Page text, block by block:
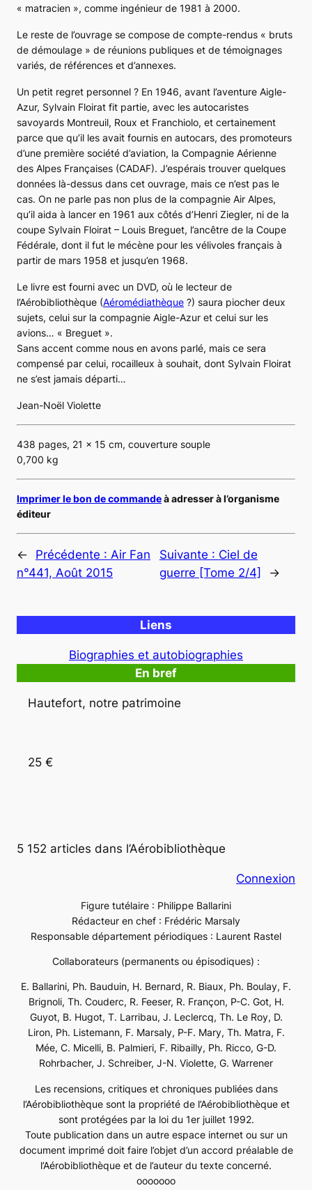
« matracien », comme ingénieur de 1981 à 2000.
Le reste de l’ouvrage se compose de compte-rendus « bruts
de démoulage » de réunions publiques et de témoignages
variés, de références et d’annexes.
Un petit regret personnel ? En 1946, avant l’aventure Aigle-
Azur, Sylvain Floirat fit partie, avec les autocaristes
savoyards Montreuil, Roux et Franchiolo, et certainement
parce que qu’il les avait fournis en autocars, des promoteurs
d’une première société d’aviation, la Compagnie Aérienne
des Alpes Françaises (CADAF). J’espérais trouver quelques
données là-dessus dans cet ouvrage, mais ce n’est pas le
cas. On ne parle pas non plus de la compagnie Air Alpes,
qu’il aida à lancer en 1961 aux côtés d’Henri Ziegler, ni de la
coupe Sylvain Floirat – Louis Breguet, l’ancêtre de la Coupe
Fédérale, dont il fut le mécène pour les vélivoles français à
partir de mars 1958 et jusqu’en 1968.
Le livre est fourni avec un DVD, où le lecteur de
l’Aérobibliothèque (Aéromédiathèque ?) saura piocher deux
sujets, celui sur la compagnie Aigle-Azur et celui sur les
avions… « Breguet ».
Sans accent comme nous en avons parlé, mais ce sera
compensé par celui, rocailleux à souhait, dont Sylvain Floirat
ne s’est jamais départi…
Jean-Noël Violette
438 pages, 21 x 15 cm, couverture souple
0,700 kg
Imprimer le bon de commandeà adresser à l’organisme
éditeur
← Précédente : Air Fan
n°441, Août 2015
Suivante : Ciel de
guerre [Tome 2/4]
→
Liens
Biographies et autobiographies
En bref
Hautefort, notre patrimoine
25 €
5 152 articles dans l’Aérobibliothèque
Connexion
Figure tutélaire : Philippe Ballarini
Rédacteur en chef : Frédéric Marsaly
Responsable département périodiques : Laurent Rastel
Collaborateurs (permanents ou épisodiques) :
E. Ballarini, Ph. Bauduin, H. Bernard, R. Biaux, Ph. Boulay, F.
Brignoli, Th. Couderc, R. Feeser, R. Françon, P-C. Got, H.
Guyot, B. Hugot, T. Larribau, J. Leclercq, Th. Le Roy, D.
Liron, Ph. Listemann, F. Marsaly, P-F. Mary, Th. Matra, F.
Mée, C. Micelli, B. Palmieri, F. Ribailly, Ph. Ricco, G-D.
Rohrbacher, J. Schreiber, J-N. Violette, G. Warrener
Les recensions, critiques et chroniques publiées dans
l’Aérobibliothèque sont la propriété de l’Aérobibliothèque et
sont protégées par la loi du 1er juillet 1992.
Toute publication dans un autre espace internet ou sur un
document imprimé doit faire l’objet d’un accord préalable de
l’Aérobibliothèque et de l’auteur du texte concerné.
ooooooo